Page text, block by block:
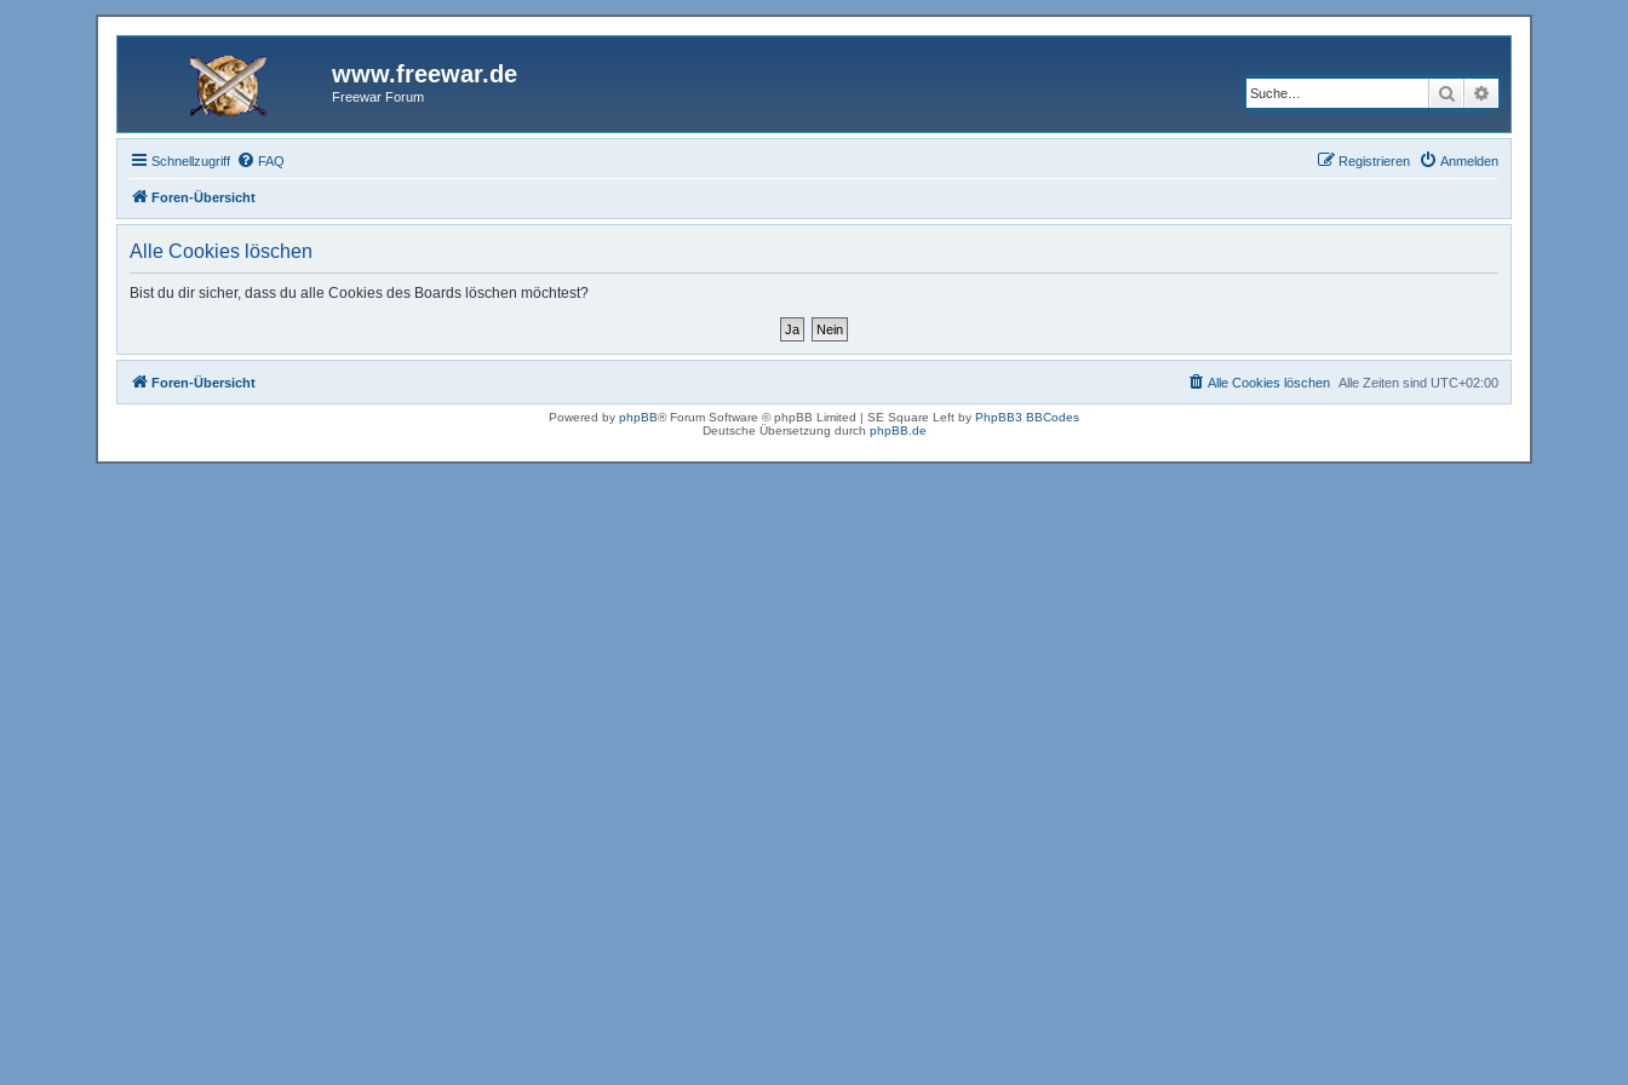
www.freewar.de
Freewar Forum Suche
Schnellzugriff FAQ Anmelden
Registrieren
Foren-Übersicht
Alle Cookies löschen
Bist du dir sicher, dass du alle Cookies des Boards löschen möchtest?
Foren-Übersicht Alle Zeiten sind UTC+02:00
Alle Cookies löschen
Powered by phpBB® Forum Software © phpBB Limited | SE Square Left by PhpBB3 BBCodes
Deutsche Übersetzung durch phpBB.de